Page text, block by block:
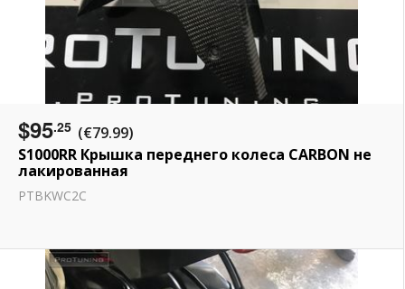
$95.25 (€79.99)
S1000RR Крышка переднего колеса CARBON не
лакированная
PTBKWC2C